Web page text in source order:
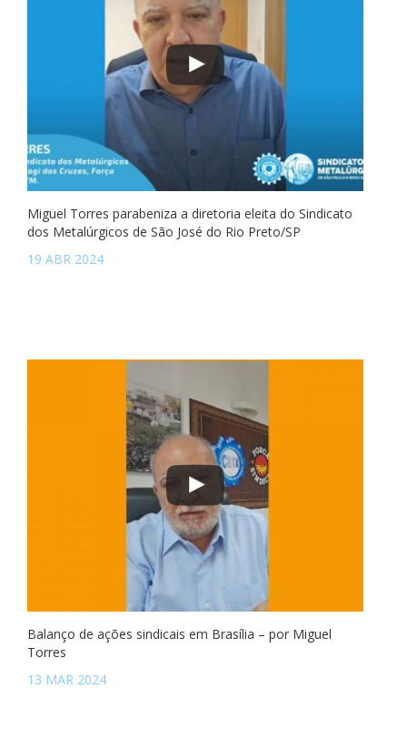
Miguel Torres parabeniza a diretoria eleita do Sindicato
dos Metalúrgicos de São José do Rio Preto/SP
19 ABR 2024
Balanço de ações sindicais em Brasília – por Miguel
Torres
13 MAR 2024